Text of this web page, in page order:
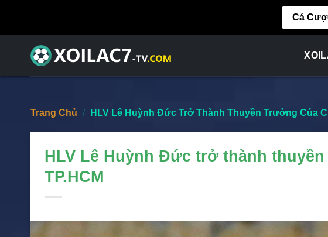
content
Cá
Trang Chủ / HLV Lê Huỳnh Đức Trở Thành Thuyền Trưởng Của
HLV Lê Huỳnh Đức trở thành
TP.HCM